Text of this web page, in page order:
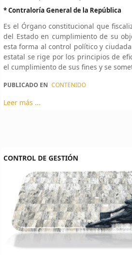
* Contraloría General de la República
Es el Órgano constitucional que
del Estado en cumplimiento de su
esta forma al control político y
estatal se rige por los principios de
el cumplimiento de sus fines y se
PUBLICADO EN CONTENIDO
Leer más ...
CONTROL DE GESTIÓN